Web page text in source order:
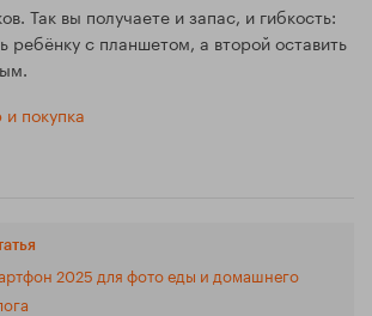
Так вы получаете и запас, и гибкость:
ребёнку с планшетом, а второй оставить
покупка
2025 для фото еды и домашнего